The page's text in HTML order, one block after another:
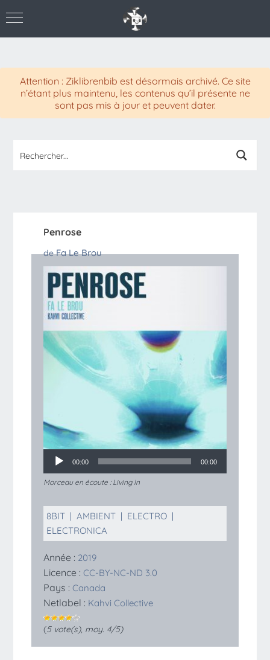
Attention : Ziklibrenbib est désormais archivé. Ce site
n’étant plus maintenu, les contenus qu’il présente ne
sont pas mis à jour et peuvent dater.
Penrose
deFa Le Brou
00:00 00:00
Morceau en écoute : Living In
8BIT |AMBIENT | ELECTRO |
ELECTRONICA
Année : 2019
Licence :CC-BY-NC-ND 3.0
Pays :Canada
Netlabel : Kahvi Collective
(5vote(s), moy. 4/5)